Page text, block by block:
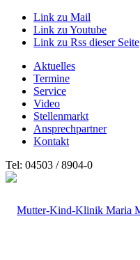
Link zu Mail
Link zu Youtube
Link zu Rss dieser Seite
Aktuelles
Termine
Service
Video
Stellenmarkt
Ansprechpartner
Kontakt
Tel: 04503 / 8904-0